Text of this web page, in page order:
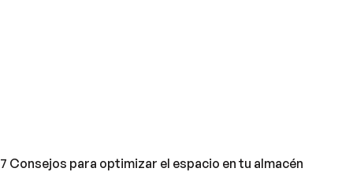
7 Consejos para optimizar el espacio en tu almacén